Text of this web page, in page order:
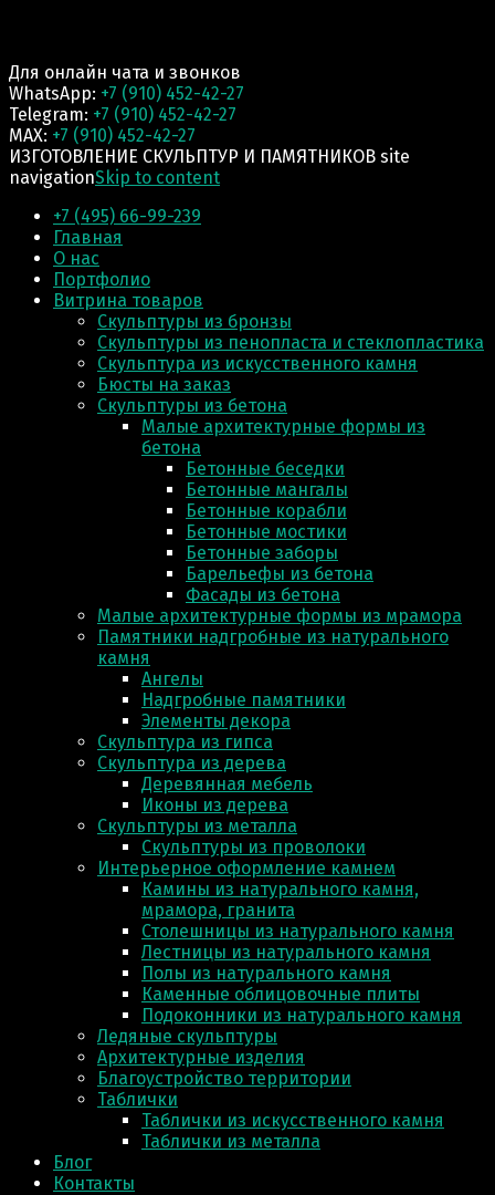
Для онлайн чата и звонков
WhatsApp: +7 (910) 452-42-27
Telegram: +7 (910) 452-42-27
MAX: +7 (910) 452-42-27
ИЗГОТОВЛЕНИЕ СКУЛЬПТУР И ПАМЯТНИКОВ site
navigationSkip to content
+7 (495) 66-99-239
Главная
О нас
Портфолио
Витрина товаров
Скульптуры из бронзы
Скульптуры из пенопласта и стеклопластика
Скульптура из искусственного камня
Бюсты на заказ
Скульптуры из бетона
Малые архитектурные формы из
бетона
Бетонные беседки
Бетонные мангалы
Бетонные корабли
Бетонные мостики
Бетонные заборы
Барельефы из бетона
Фасады из бетона
Малые архитектурные формы из мрамора
Памятники надгробные из натурального
камня
Ангелы
Надгробные памятники
Элементы декора
Скульптура из гипса
Скульптура из деревa
Деревянная мебель
Иконы из дерева
Скульптуры из металла
Скульптуры из проволоки
Интерьерное оформление камнем
Камины из натурального камня,
мрамора, гранита
Столешницы из натурального камня
Лестницы из натурального камня
Полы из натурального камня
Каменные облицовочные плиты
Подоконники из натурального камня
Ледяные скульптуры
Архитектурные изделия
Благоустройство территории
Таблички
Таблички из искусственного камня
Таблички из металла
Блог
Контакты